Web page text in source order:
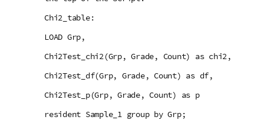
Chi2_table:
LOAD Grp,
Chi2Test_chi2(Grp, Grade, Count) as chi2,
Chi2Test_df(Grp, Grade, Count) as df,
Chi2Test_p(Grp, Grade, Count) as p
resident Sample_1 group by Grp;